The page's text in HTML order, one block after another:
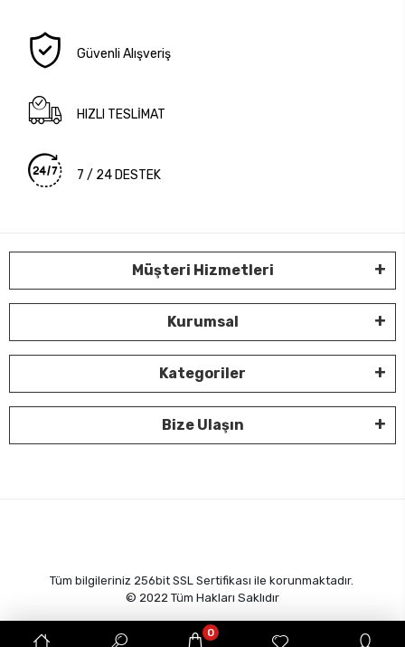
Güvenli Alışveriş
HIZLI TESLİMAT
7 / 24 DESTEK
Müşteri Hizmetleri
Kurumsal
Kategoriler
Bize Ulaşın
Tüm bilgileriniz 256bit SSL Sertifikası ile korunmaktadır.
© 2022 Tüm Hakları Saklıdır
0